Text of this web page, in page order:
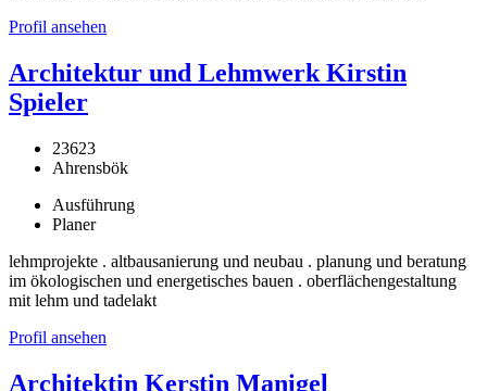
Profil ansehen
Architektur und Lehmwerk Kirstin
Spieler
23623
Ahrensbök
Ausführung
Planer
lehmprojekte . altbausanierung und neubau . planung und beratung
im ökologischen und energetisches bauen . oberflächengestaltung
mit lehm und tadelakt
Profil ansehen
Architektin Kerstin Manigel